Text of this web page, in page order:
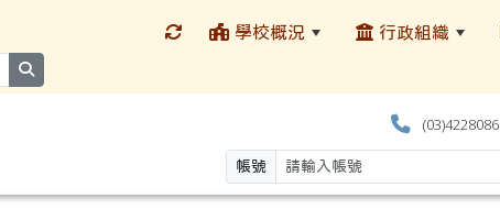
學校概況 行政組織
(03)4228086
帳號